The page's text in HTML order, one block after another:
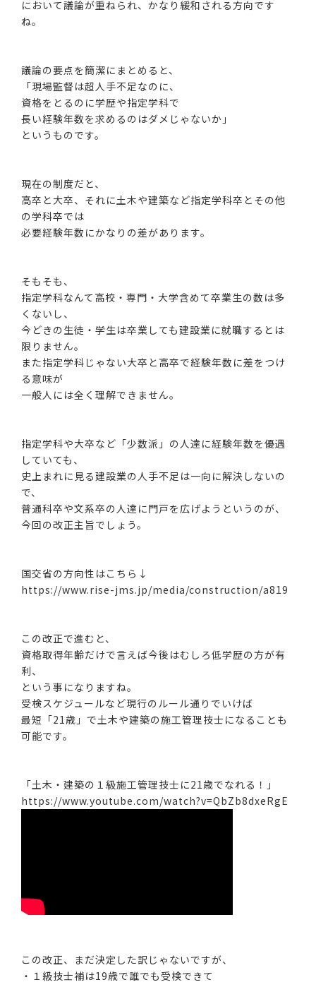
において議論が重ねられ、かなり緩和される方向です
ね。
議論の要点を簡潔にまとめると、
「現場監督は超人手不足なのに、
資格をとるのに学歴や指定学科で
長い経験年数を求めるのはダメじゃないか」
というものです。
現在の制度だと、
高卒と大卒、それに土木や建築など指定学科卒とその他
の学科卒では
必要経験年数にかなりの差があります。
そもそも、
指定学科なんて高校・専門・大学含めて卒業生の数は多
くないし、
今どきの生徒・学生は卒業しても建設業に就職するとは
限りません。
また指定学科じゃない大卒と高卒で経験年数に差をつけ
る意味が
一般人には全く理解できません。
指定学科や大卒など「少数派」の人達に経験年数を優遇
していても、
史上まれに見る建設業の人手不足は一向に解決しないの
で、
普通科卒や文系卒の人達に門戸を広げようというのが、
今回の改正主旨でしょう。
国交省の方向性はこちら↓
https://www.rise-jms.jp/media/construction/a819
この改正で進むと、
資格取得年齢だけで言えば今後はむしろ低学歴の方が有
利、
という事になりますね。
受検スケジュールなど現行のルール通りでいけば
最短「21歳」で土木や建築の施工管理技士になることも
可能です。
「土木・建築の１級施工管理技士に21歳でなれる！」
https://www.youtube.com/watch?v=QbZb8dxeRgE
この改正、まだ決定した訳じゃないですが、
・１級技士補は19歳で誰でも受検できて